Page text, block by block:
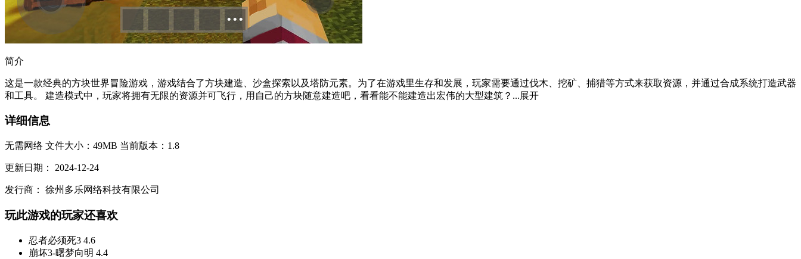
简介
这是一款经典的方块世界冒险游戏，游戏结合了方块建造、沙盒探索以及塔防元素。为了在游戏里生存和发展，玩家需要通过伐木、挖矿、捕猎等方式来获取资源，并通过合成系统打造武器
和工具。 建造模式中，玩家将拥有无限的资源并可飞行，用自己的方块随意建造吧，看看能不能建造出宏伟的大型建筑？...展开
详细信息
无需网络 文件大小：49MB 当前版本：1.8
更新日期： 2024-12-24
发行商： 徐州多乐网络科技有限公司
玩此游戏的玩家还喜欢
忍者必须死3 4.6
崩坏3-曙梦向明 4.4